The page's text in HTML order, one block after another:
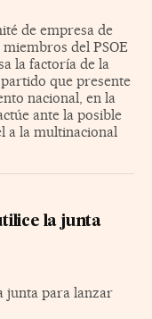
de empresa de
del PSOE
la factoría de la
que presente
nacional, en la
ante la posible
a la multinacional
la junta
junta para lanzar